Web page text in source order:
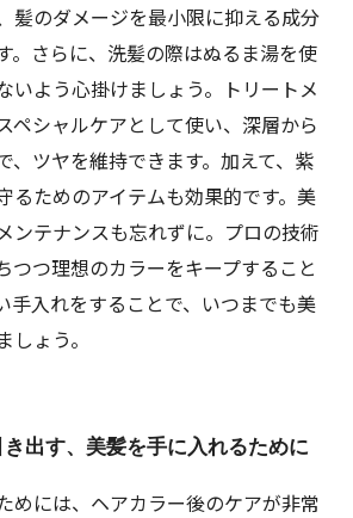
髪のダメージを最小限に抑える成分
。さらに、洗髪の際はぬるま湯を使
いよう心掛けましょう。トリートメ
ペシャルケアとして使い、深層から
、ツヤを維持できます。加えて、紫
るためのアイテムも効果的です。美
ンテナンスも忘れずに。プロの技術
つつ理想のカラーをキープすること
手入れをすることで、いつまでも美
しょう。
出す、美髪を手に入れるために
めには、ヘアカラー後のケアが非常